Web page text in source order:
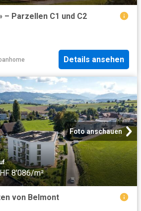
– Parzellen C1 und C2
Details ansehen
Foto anschauen
8'086/m²
von Belmont